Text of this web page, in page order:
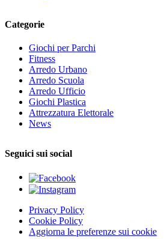
Categorie
Giochi per Parchi
Fitness
Arredo Urbano
Arredo Scuola
Arredo Ufficio
Giochi Plastica
Attrezzatura Elettorale
News
Seguici sui social
Privacy Policy
Cookie Policy
Aggiorna le preferenze sui cookie